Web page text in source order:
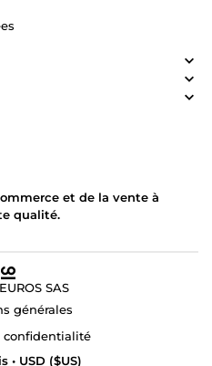
et de la vente à
qualité.
SAS
générales
confidentialité
• USD ($US)